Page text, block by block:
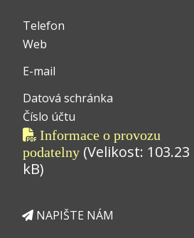
Telefon
Web
E-mail
Datová schránka
Číslo účtu
Informace o provozu
podatelny (Velikost: 103.23
kB)
NAPIŠTE NÁM